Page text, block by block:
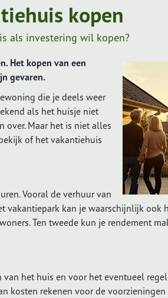
kopen
als investering wil kopen?
Het kopen van een
gevaren.
die je deels weer
als het huisje niet
over. Maar het is niet alles
of het vakantiehuis
Vooral de verhuur van
vakantiepark kan je waarschijnlijk ook
Ten tweede kun je rendement
het huis en voor het eventueel
kosten rekenen voor de